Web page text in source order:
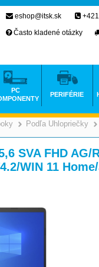
>
Podľa Uhlopriečky
SVA FHD AG/
WIN 11
eshop@itsk.sk
Často kladené otázky
PC
PERIFÉRIE